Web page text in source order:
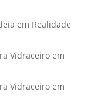
em Realidade
Vidraceiro em
Vidraceiro em